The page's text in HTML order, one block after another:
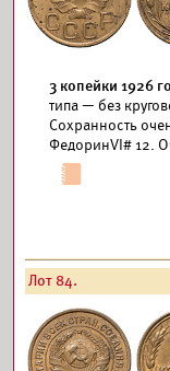
3 копейки 1926
типа — без
Сохранность
ФедоринVI# 12.
Лот 84.